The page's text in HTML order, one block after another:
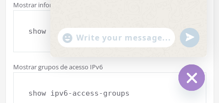
Mostrar informações IPv6
show ipv6
Mostrar grupos de acesso IPv6
show ipv6-access-groups
"+chaty_settings.lang.emoji_picker+"
WhatsApp Message
undefined